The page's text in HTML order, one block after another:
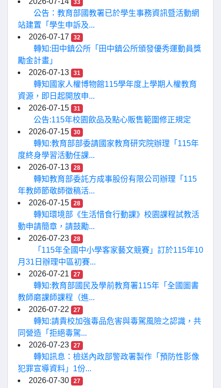
33
公告：教育部國教署已於學生事務資訊暨活動網
站建置「學生申訴及...
2026-07-17
32
轉知:田中鎮公所「田中鎮公所頒發優秀運動員獎
勵金計畫」
2026-07-13
31
轉知國家人權博物館115學年度上學期人權教育
資源，即日起開放申...
2026-07-15
31
公告:115年校園飲品及點心販售範圍修正規定
2026-07-15
30
轉知:教育部部委請國家教育研究院辦理「115年
度終身學習活動任課...
2026-07-13
28
轉知教育部委託方成事股份有限公司辦理「115
年教師節敬師徵稿活...
2026-07-15
28
轉知環境部《生活惜食行動課》校園課程試教活
動申請簡章，請鼓勵...
2026-07-23
28
「115年全國中小學客家藝文競賽」訂於115年10
月31日辦理中區初賽...
2026-07-21
27
轉知:教育部國民及學前教育署115年「全國圖書
教師磨課師課程（進...
2026-07-22
27
轉知:請貴校加強毒品危害與毒駕風險之認識，共
同營造「拒絕毒駕...
2026-07-23
27
轉知訊息：檢送內政部警政署製作「預防性影像
犯罪宣導資料」1份...
2026-07-30
27